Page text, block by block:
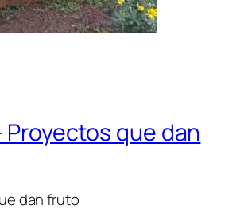
Proyectos que dan
dan fruto